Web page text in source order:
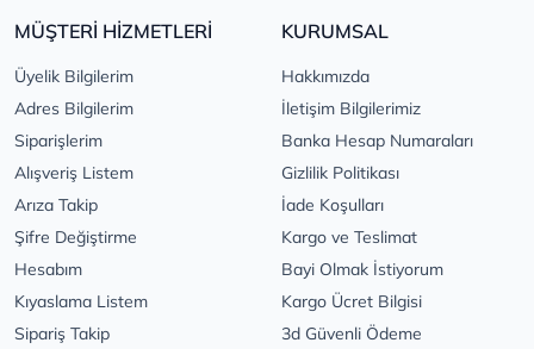
MÜŞTERİ HİZMETLERİ
Üyelik Bilgilerim
Adres Bilgilerim
Siparişlerim
Alışveriş Listem
Arıza Takip
Şifre Değiştirme
Hesabım
Kıyaslama Listem
Sipariş Takip
KURUMSAL
Hakkımızda
İletişim Bilgilerimiz
Banka Hesap Numaraları
Gizlilik Politikası
İade Koşulları
Kargo ve Teslimat
Bayi Olmak İstiyorum
Kargo Ücret Bilgisi
3d Güvenli Ödeme